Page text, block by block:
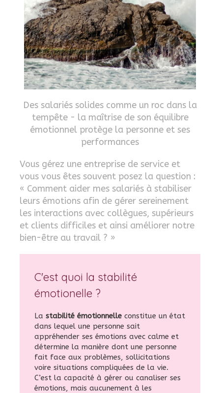
Des salariés solides comme un roc dans la
tempête - la maîtrise de son équilibre
émotionnel protège la personne et ses
performances
Vous gérez une entreprise de service et
vous vous êtes souvent posez la question :
« Comment aider mes salariés à stabiliser
leurs émotions afin de gérer sereinement
les interactions avec collègues, supérieurs
et clients difficiles et ainsi améliorer notre
bien-être au travail ? »
C'est quoi la stabilité
émotionelle ?
La stabilité émotionnelle constitue un état
dans lequel une personne sait
appréhender ses émotions avec calme et
détermine la manière dont une personne
fait face aux problèmes, sollicitations
voire situations compliquées de la vie.
C’est la capacité à gérer ou canaliser ses
émotions, mais aucunement à les